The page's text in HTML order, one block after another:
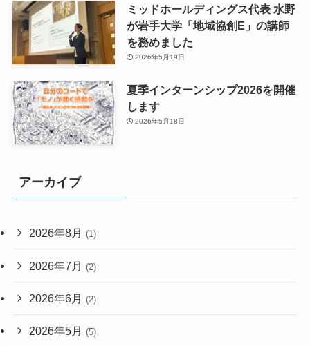
ミッドホールディングス代表 水野
が岩手大学「地域協創E」の講師
を務めました
2026年5月19日
夏季インターンシップ2026を開催
します
2026年5月18日
アーカイブ
2026年8月 (1)
2026年7月 (2)
2026年6月 (2)
2026年5月 (5)